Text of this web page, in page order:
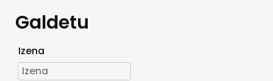
Galdetu
Izena